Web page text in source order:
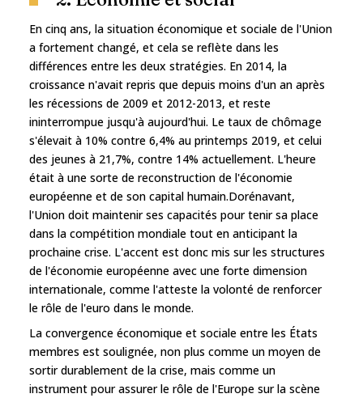
En cinq ans, la situation économique et sociale de l'Union
a fortement changé, et cela se reflète dans les
différences entre les deux stratégies. En 2014, la
croissance n'avait repris que depuis moins d'un an après
les récessions de 2009 et 2012-2013, et reste
ininterrompue jusqu'à aujourd'hui. Le taux de chômage
s'élevait à 10% contre 6,4% au printemps 2019, et celui
des jeunes à 21,7%, contre 14% actuellement. L'heure
était à une sorte de reconstruction de l'économie
européenne et de son capital humain.Dorénavant,
l'Union doit maintenir ses capacités pour tenir sa place
dans la compétition mondiale tout en anticipant la
prochaine crise. L'accent est donc mis sur les structures
de l'économie européenne avec une forte dimension
internationale, comme l'atteste la volonté de renforcer
le rôle de l'euro dans le monde.
La convergence économique et sociale entre les États
membres est soulignée, non plus comme un moyen de
sortir durablement de la crise, mais comme un
instrument pour assurer le rôle de l'Europe sur la scène